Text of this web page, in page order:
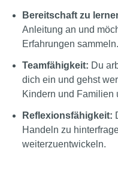
Bereitschaft zu
Anleitung an und
Erfahrungen sammeln.
Teamfähigkeit: Du
dich ein und gehst
Kindern und Familien
Reflexionsfähigkeit:
Handeln zu
weiterzuentwickeln.